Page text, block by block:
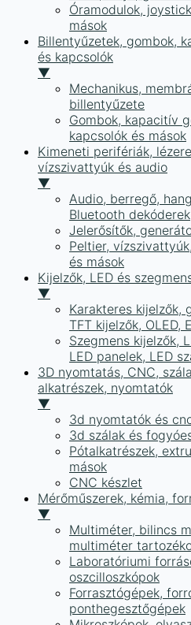
Óramodulok,
mások
Billentyűzetek, gombok,
és kapcsolók
▼
Mechanikus,
billentyűzete
Gombok, kapacitív
kapcsolók és mások
Kimeneti perifériák,
vízszivattyúk és audio
▼
Audio, berregő,
Bluetooth dekóderek
Jelerősítők,
Peltier,
és mások
Kijelzők, LED és
▼
Karakteres kijelzők,
TFT kijelzők, OLED,
Szegmens kijelzők,
LED panelek, LED
3D nyomtatás, CNC,
alkatrészek, nyomtatók
▼
3d nyomtatók és
3d szálak és
Pótalkatrészek,
mások
CNC készlet
Mérőműszerek, kémia,
▼
Multiméter, bilincs
multiméter
Laboratóriumi
oszcilloszkópok
Forrasztógépek,
ponthegesztőgépek